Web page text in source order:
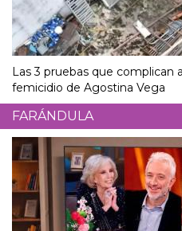
Las 3 pruebas que complican
femicidio de Agostina Vega
FARÁNDULA